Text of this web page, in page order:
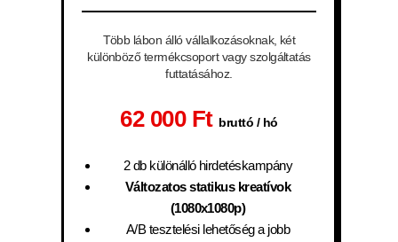
Több lábon álló vállalkozásoknak, két
különböző termékcsoport vagy szolgáltatás
futtatásához.
62 000 Ft bruttó / hó
2 db különálló hirdetéskampány
Változatos statikus kreatívok
(1080x1080p)
A/B tesztelési lehetőség a jobb